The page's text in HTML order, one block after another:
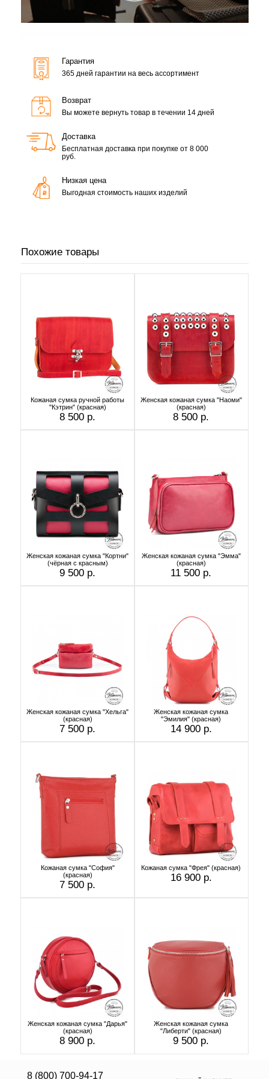
Гарантия
365 дней гарантии на весь ассортимент
Возврат
Вы можете вернуть товар в течении 14 дней
Доставка
Бесплатная доставка при покупке от 8 000
руб.
Низкая цена
Выгодная стоимость наших изделий
Похожие товары
Кожаная сумка ручной работы
"Кэтрин" (красная)
8 500 р.
Женская кожаная сумка "Наоми"
(красная)
8 500 р.
Женская кожаная сумка "Кортни"
(чёрная с красным)
9 500 р.
Женская кожаная сумка "Эмма"
(красная)
11 500 р.
Женская кожаная сумка "Хельга"
(красная)
7 500 р.
Женская кожаная сумка
"Эмилия" (красная)
14 900 р.
Кожаная сумка "София"
(красная)
7 500 р.
Кожаная сумка "Фрея" (красная)
16 900 р.
Женская кожаная сумка "Дарья"
(красная)
8 900 р.
Женская кожаная сумка
"Либерти" (красная)
9 500 р.
8 (800) 700-94-17